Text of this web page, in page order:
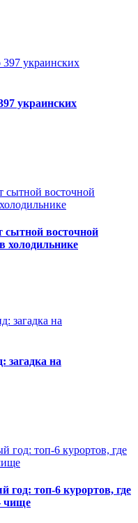
украинских
сытной восточной
холодильнике
загадка на
год: топ-6 курортов, где
чище